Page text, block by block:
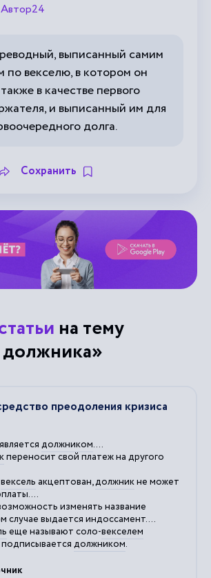
Автор24
выписанный самим
векселю, в котором он
в качестве первого
и выписанный им для
долга.
Сохранить
на тему
преодоления кризиса
должником....
переносит свой платеж на другого
вексель акцептован,должникне может
изменять название
случае выдается индоссамент....
еще называют соло-векселем
должником.